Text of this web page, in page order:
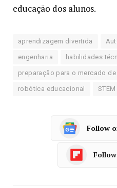
educação dos alunos.
aprendizagem divertida
engenharia habilidades
preparação para o mercado
robótica educacional STEM
Follow